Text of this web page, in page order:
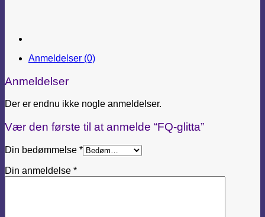
Anmeldelser (0)
Anmeldelser
Der er endnu ikke nogle anmeldelser.
Vær den første til at anmelde “FQ-glitta”
Din bedømmelse *
Din anmeldelse *